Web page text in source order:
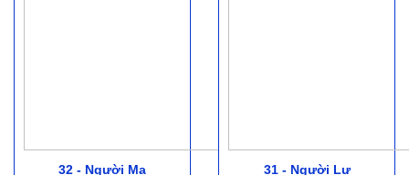
32 - Người Mạ 31 - Người Lự